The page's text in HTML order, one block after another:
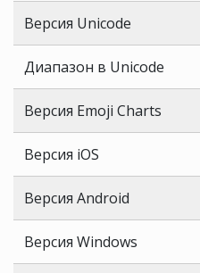
Версия Unicode
Диапазон в Unicode
Версия Emoji Charts
Версия iOS
Версия Android
Версия Windows